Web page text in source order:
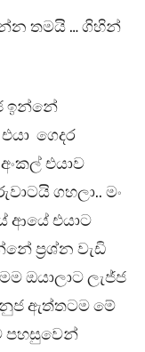
තමයි … ගිහින්
ඉන්නේ
ගෙදර
එයාව
ගහලා.. මං
ආයේ එයාට
ප්‍රශ්න වැඩි
ඔයාලාට ලැජ්ජ
ඇත්තටම මේ
පහසුවෙන්